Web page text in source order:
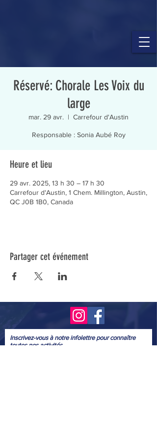
Réservé: Chorale Les Voix du
large
mar. 29 avr.
  |
Carrefour d'Austin
Responsable : Sonia Aubé Roy
Heure et lieu
29 avr. 2025, 13 h 30 – 17 h 30
Carrefour d'Austin, 1 Chem. Millington, Austin,
QC J0B 1B0, Canada
Partager cet événement
Inscrivez-vous à notre infolettre pour connaître
toutes nos activités.